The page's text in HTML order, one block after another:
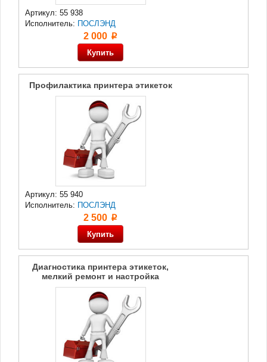
Артикул: 55 938
Исполнитель: ПОСЛЭНД
2 000 p
Профилактика принтера этикеток
Артикул: 55 940
Исполнитель: ПОСЛЭНД
2 500 p
Диагностика принтера этикеток,
мелкий ремонт и настройка